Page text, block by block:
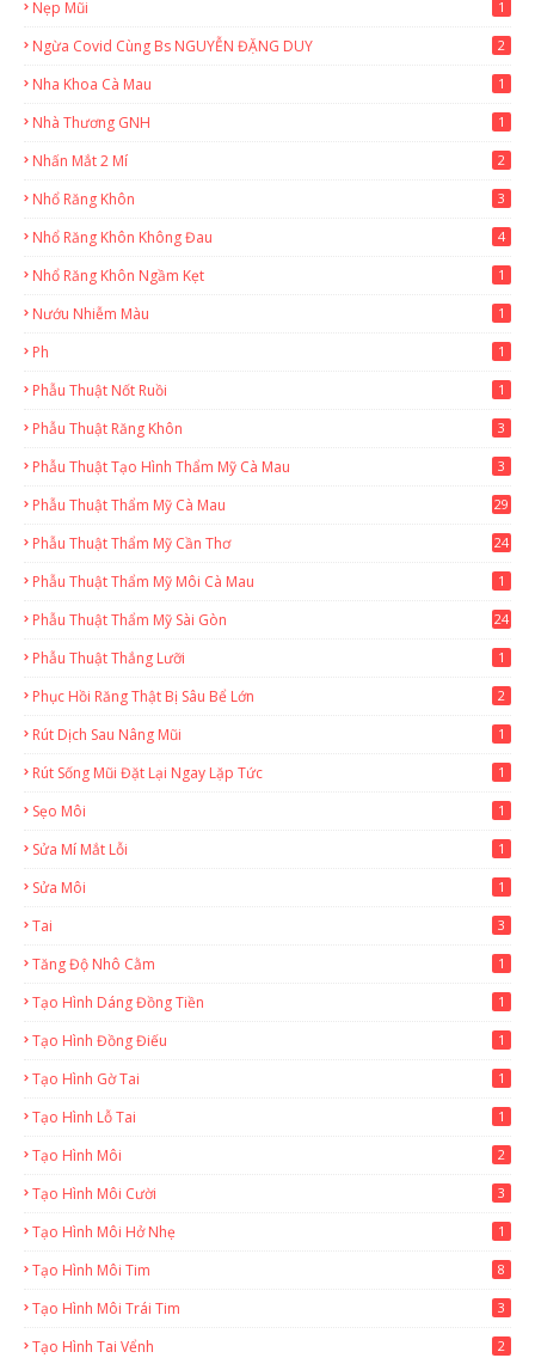
Nẹp Mũi 1
Ngừa Covid Cùng Bs NGUYỄN ĐẶNG DUY 2
Nha Khoa Cà Mau 1
Nhà Thương GNH 1
Nhấn Mắt 2 Mí 2
Nhổ Răng Khôn 3
Nhổ Răng Khôn Không Đau 4
Nhổ Răng Khôn Ngầm Kẹt 1
Nướu Nhiễm Màu 1
Ph 1
Phẫu Thuật Nốt Ruồi 1
Phẫu Thuật Răng Khôn 3
Phẫu Thuật Tạo Hình Thẩm Mỹ Cà Mau 3
Phẫu Thuật Thẩm Mỹ Cà Mau
29
Phẫu Thuật Thẩm Mỹ Cần Thơ
24
Phẫu Thuật Thẩm Mỹ Môi Cà Mau 1
Phẫu Thuật Thẩm Mỹ Sài Gòn
24
Phẫu Thuật Thắng Lưỡi 1
Phục Hồi Răng Thật Bị Sâu Bể Lớn 2
Rút Dịch Sau Nâng Mũi 1
Rút Sống Mũi Đặt Lại Ngay Lặp Tức 1
Sẹo Môi 1
Sửa Mí Mắt Lỗi 1
Sửa Môi 1
Tai 3
Tăng Độ Nhô Cằm 1
Tạo Hình Dáng Đồng Tiền 1
Tạo Hình Đồng Điếu 1
Tạo Hình Gờ Tai 1
Tạo Hình Lỗ Tai 1
Tạo Hình Môi 2
Tạo Hình Môi Cười 3
Tạo Hình Môi Hở Nhẹ 1
Tạo Hình Môi Tim 8
Tạo Hình Môi Trái Tim 3
Tạo Hình Tai Vểnh 2